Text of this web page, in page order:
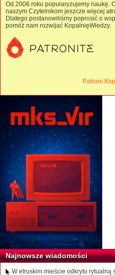
Od 2006 roku popularyzujemy naukę.
naszym Czytelnikom jeszcze więcej
Dlatego postanowiliśmy poprosić o
pomóż nam rozwijać KopalnięWiedzy.
Patroni
Najnowsze wiadomości
W etruskim mieście odkryto